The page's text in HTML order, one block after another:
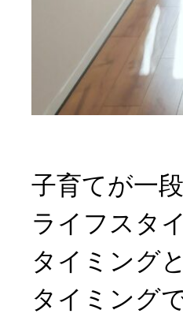
子育てが一
ライフスタ
タイミング
タイミング